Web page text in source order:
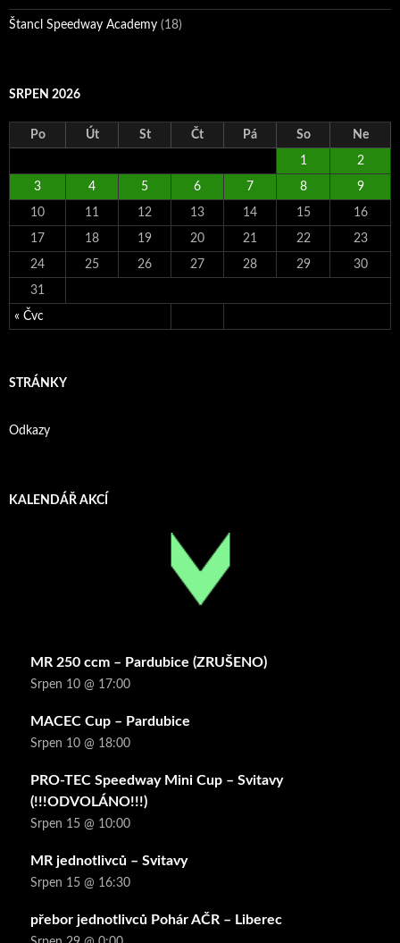
Štancl Speedway Academy (18)
SRPEN 2026
Po Út St Čt Pá So Ne
« Čvc
1 2
3 4 5 6 7 8 9
10 11 12 13 14 15 16
17 18 19 20 21 22 23
24 25 26 27 28 29 30
31
STRÁNKY
Odkazy
KALENDÁŘ AKCÍ
MR 250 ccm – Pardubice (ZRUŠENO)
Srpen 10 @ 17:00
MACEC Cup – Pardubice
Srpen 10 @ 18:00
PRO-TEC Speedway Mini Cup – Svitavy
(!!!ODVOLÁNO!!!)
Srpen 15 @ 10:00
MR jednotlivců – Svitavy
Srpen 15 @ 16:30
přebor jednotlivců Pohár AČR – Liberec